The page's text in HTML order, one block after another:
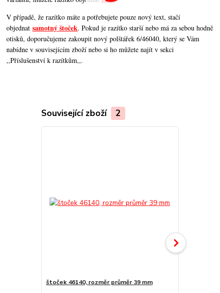
V případě, že razítko máte a potřebujete pouze nový text, stačí
objednatsamotný štoček. Pokud je razítko starší nebo má za sebou hodně
otisků, doporučujeme zakoupit nový polštářek 6/46040, který se Vám
nabídne v souvisejícím zboží nebo si ho můžete najít v sekci
,,Příslušenství k razítkům,,.
Související zboží 2
štoček 46140, rozměr průměr 39 mm